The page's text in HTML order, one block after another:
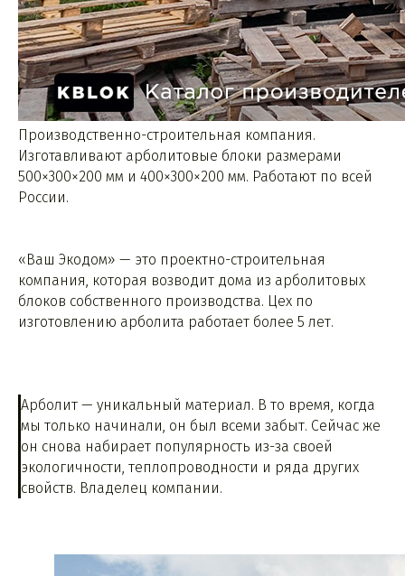
Производственно-строительная компания.
Изготавливают арболитовые блоки размерами
500×300×200 мм и 400×300×200 мм. Работают по всей
России.
«Ваш Экодом» — это проектно-строительная
компания, которая возводит дома из арболитовых
блоков собственного производства. Цех по
изготовлению арболита работает более 5 лет.
Арболит — уникальный материал. В то время, когда
мы только начинали, он был всеми забыт. Сейчас же
он снова набирает популярность из-за своей
экологичности, теплопроводности и ряда других
свойств. Владелец компании.